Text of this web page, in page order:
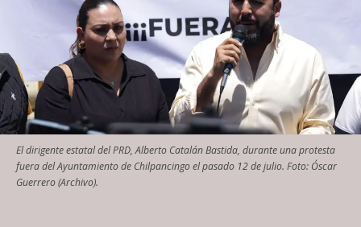
El dirigente estatal del PRD, Alberto Catalán Bastida, durante una protesta
fuera del Ayuntamiento de Chilpancingo el pasado 12 de julio. Foto: Óscar
Guerrero (Archivo).